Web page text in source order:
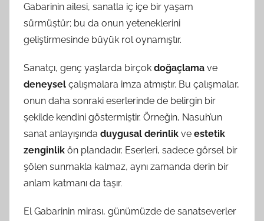
Gabarinin ailesi, sanatla iç içe bir yaşam
sürmüştür; bu da onun yeteneklerini
geliştirmesinde büyük rol oynamıştır.
Sanatçı, genç yaşlarda birçok doğaçlama ve
deneysel çalışmalara imza atmıştır. Bu çalışmalar,
onun daha sonraki eserlerinde de belirgin bir
şekilde kendini göstermiştir. Örneğin, Nasuh’un
sanat anlayışında duygusal derinlik ve estetik
zenginlik ön plandadır. Eserleri, sadece görsel bir
şölen sunmakla kalmaz, aynı zamanda derin bir
anlam katmanı da taşır.
El Gabarinin mirası, günümüzde de sanatseverler